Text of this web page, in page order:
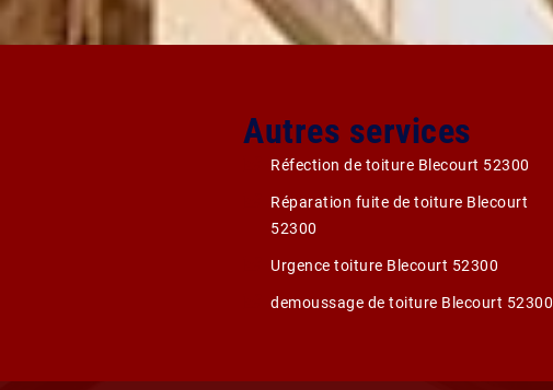
Autres services
Réfection de toiture Blecourt 52300
Réparation fuite de toiture Blecourt
52300
Urgence toiture Blecourt 52300
demoussage de toiture Blecourt 52300